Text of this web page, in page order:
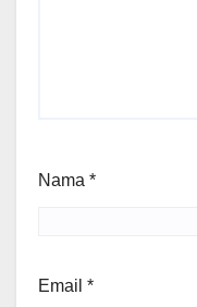
Nama *
Email *